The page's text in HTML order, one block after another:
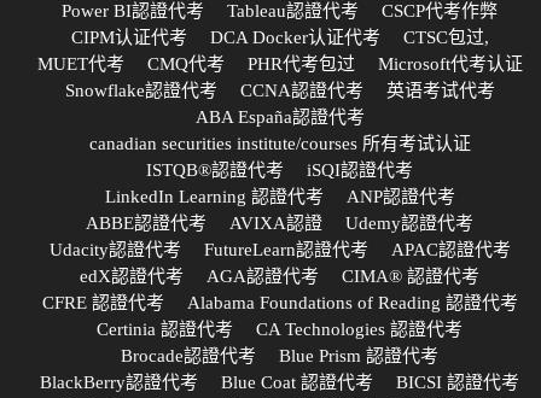
Power BI認證代考
Tableau認證代考
CSCP代考作弊
CIPM认证代考
DCA Docker认证代考
CTSC包过,
MUET代考
CMQ代考 PHR代考包过
Microsoft代考认证
Snowflake認證代考
CCNA認證代考
英语考试代考
ABA España認證代考
canadian securities institute/courses 所有考试认证
ISTQB®認證代考
iSQI認證代考
LinkedIn Learning 認證代考
ANP認證代考
ABBE認證代考
AVIXA認證
Udemy認證代考
Udacity認證代考
FutureLearn認證代考
APAC認證代考
edX認證代考
AGA認證代考
CIMA® 認證代考
CFRE 認證代考
Alabama Foundations of Reading 認證代考
Certinia 認證代考
CA Technologies 認證代考
Brocade認證代考
Blue Prism 認證代考
BlackBerry認證代考
Blue Coat 認證代考
BICSI 認證代考